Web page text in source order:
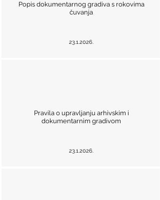
Popis dokumentarnog gradiva s rokovima
čuvanja
23.1.2026.
Pravila o upravljanju arhivskim i
dokumentarnim gradivom
23.1.2026.